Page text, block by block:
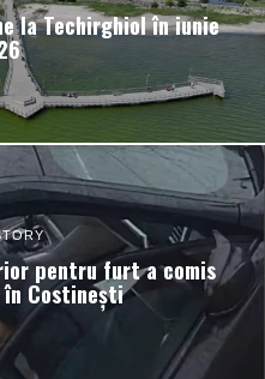
la Techirghiol în iunie
pentru furt a comis
Costinești